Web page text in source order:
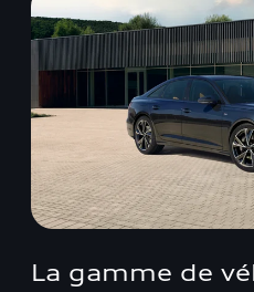
La gamme de